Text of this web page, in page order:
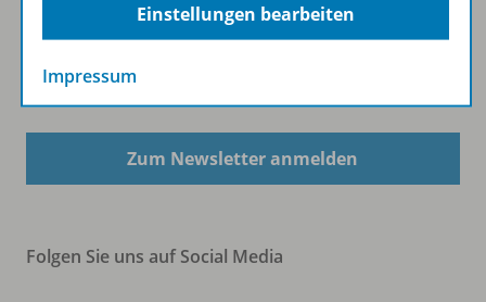
Sofort profitieren
Zum Newsletter anmelden
Folgen Sie uns auf Social Media
Einstellungen bearbeiten
Impressum